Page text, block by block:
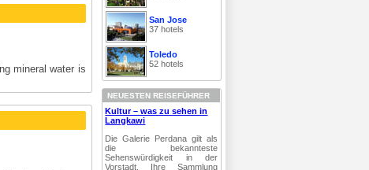
mineral water is
San Jose
37 hotels
Toledo
52 hotels
NEUESTEN REISEFÜHRER
Kultur – was zu sehen in
Langkawi
Die Galerie Perdana gilt als
die bekannteste
Sehenswürdigkeit in der
Vorstadt. Ihre Sammlung